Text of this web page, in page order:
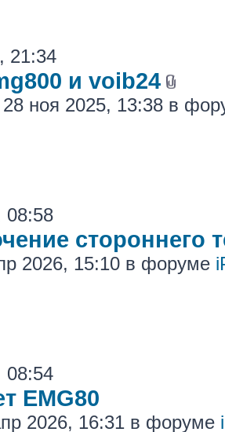
21:34
и voib24
ноя 2025, 13:38 в
08:58
стороннего
2026, 15:10 в форуме
08:54
EMG80
2026, 16:31 в форуме